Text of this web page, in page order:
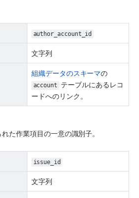
author_account_id
文字列
組織データのスキーマ
account
テーブルにあるレコ
ードへのリンク。
た作業項目の一意の識別子。
issue_id
文字列